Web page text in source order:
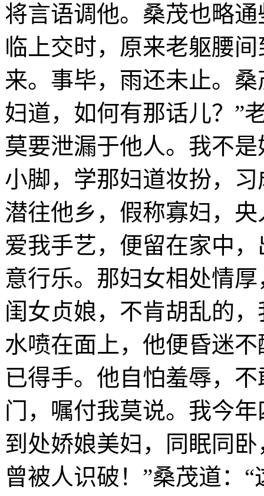
将言语调他。桑茂也略
临上交时，原来老躯腰
来。事毕，雨还未止。
妇道，如何有那话儿？”
莫要泄漏于他人。我不
小脚，学那妇道妆扮，
潜往他乡，假称寡妇，
爱我手艺，便留在家中
意行乐。那妇女相处情
闺女贞娘，不肯胡乱的
水喷在面上，他便昏迷
已得手。他自怕羞辱，
门，嘱付我莫说。我今
到处娇娘美妇，同眠同
曾被人识破！”桑茂道：